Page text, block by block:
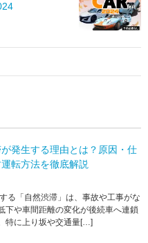
発生する理由とは？原因・仕
転方法を徹底解説
る「自然渋滞」は、事故や工事がな
下や車間距離の変化が後続車へ連鎖
特に上り坂や交通量[…]